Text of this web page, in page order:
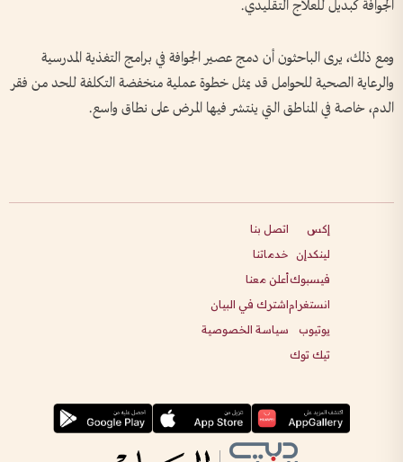
الجوافة كبديل للعلاج التقليدي.
ومع ذلك، يرى الباحثون أن دمج عصير الجوافة في برامج التغذية المدرسية
والرعاية الصحية للحوامل قد يمثل خطوة عملية منخفضة التكلفة للحد من فقر
الدم، خاصة في المناطق التي ينتشر فيها المرض على نطاق واسع.
إكس
لينكدإن
فيسبوك
انستغرام
يوتيوب
تيك توك
اتصل بنا
خدماتنا
أعلن معنا
اشترك في البيان
سياسة الخصوصية